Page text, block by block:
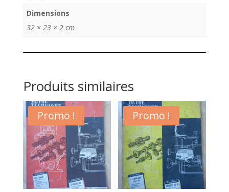
Dimensions
32 × 23 × 2 cm
Produits similaires
Promo ! Promo !